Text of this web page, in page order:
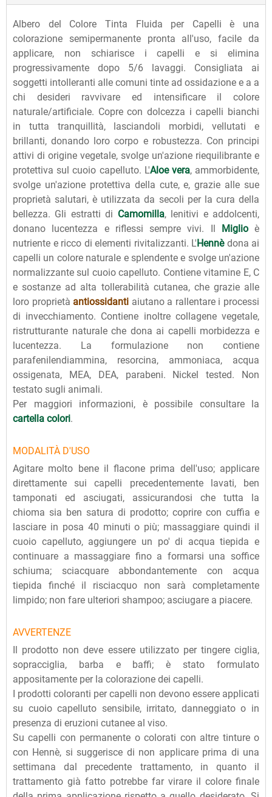
Albero del Colore Tinta Fluida per Capelli è una
colorazione semipermanente pronta all'uso, facile da
applicare, non schiarisce i capelli e si elimina
progressivamente dopo 5/6 lavaggi. Consigliata ai
soggetti intolleranti alle comuni tinte ad ossidazione e a a
chi desideri ravvivare ed intensificare il colore
naturale/artificiale. Copre con dolcezza i capelli bianchi
in tutta tranquillità, lasciandoli morbidi, vellutati e
brillanti, donando loro corpo e robustezza. Con principi
attivi di origine vegetale, svolge un'azione riequilibrante e
protettiva sul cuoio capelluto. L'Aloe vera, ammorbidente,
svolge un'azione protettiva della cute, e, grazie alle sue
proprietà salutari, è utilizzata da secoli per la cura della
bellezza. Gli estratti di Camomilla, lenitivi e addolcenti,
donano lucentezza e riflessi sempre vivi. Il Miglioè
nutriente e ricco di elementi rivitalizzanti. L'Hennèdona ai
capelli un colore naturale e splendente e svolge un'azione
normalizzante sul cuoio capelluto. Contiene vitamine E, C
e sostanze ad alta tollerabilità cutanea, che grazie alle
loro proprietà antiossidanti aiutano a rallentare i processi
di invecchiamento. Contiene inoltre collagene vegetale,
ristrutturante naturale che dona ai capelli morbidezza e
lucentezza. La formulazione non contiene
parafenilendiammina, resorcina, ammoniaca, acqua
ossigenata, MEA, DEA, parabeni. Nickel tested. Non
testato sugli animali.
Per maggiori informazioni, è possibile consultare la
cartella colori.
MODALITÀ D'USO
Agitare molto bene il flacone prima dell'uso; applicare
direttamente sui capelli precedentemente lavati, ben
tamponati ed asciugati, assicurandosi che tutta la
chioma sia ben satura di prodotto; coprire con cuffia e
lasciare in posa 40 minuti o più; massaggiare quindi il
cuoio capelluto, aggiungere un po' di acqua tiepida e
continuare a massaggiare fino a formarsi una soffice
schiuma; sciacquare abbondantemente con acqua
tiepida finché il risciacquo non sarà completamente
limpido; non fare ulteriori shampoo; asciugare a piacere.
AVVERTENZE
Il prodotto non deve essere utilizzato per tingere ciglia,
sopracciglia, barba e baffi; è stato formulato
appositamente per la colorazione dei capelli.
I prodotti coloranti per capelli non devono essere applicati
su cuoio capelluto sensibile, irritato, danneggiato o in
presenza di eruzioni cutanee al viso.
Su capelli con permanente o colorati con altre tinture o
con Hennè, si suggerisce di non applicare prima di una
settimana dal precedente trattamento, in quanto il
trattamento già fatto potrebbe far virare il colore finale